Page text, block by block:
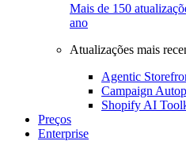
Mais de 150
ano
Atualizações mais
Agentic
Campaign
Shopify AI
Preços
Enterprise